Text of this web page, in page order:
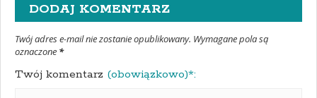
DODAJ KOMENTARZ
Twój adres e-mail nie zostanie opublikowany. Wymagane pola są
oznaczone *
Twój komentarz (obowiązkowo)*: